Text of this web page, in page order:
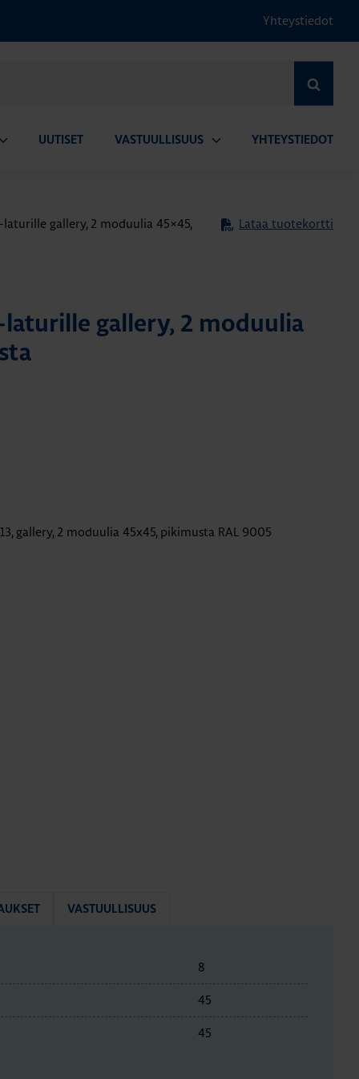
Yhteystiedot
UUTISET VASTUULLISUUS YHTEYSTIEDOT
laturille gallery, 2 moduulia 45×45,
Lataa tuotekortti
laturille gallery, 2 moduulia
gallery, 2 moduulia 45x45, pikimusta RAL 9005
VASTUULLISUUS
8
45
45